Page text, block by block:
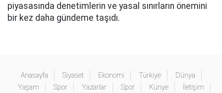
piyasasında denetimlerin ve yasal sınırların önemini
bir kez daha gündeme taşıdı.
Anasayfa Siyaset Ekonomi Türkiye
Dünya
Yaşam
Spor Yazarlar Spor Künye
İletişim